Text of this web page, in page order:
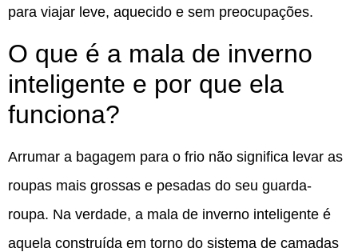
para viajar leve, aquecido e sem preocupações.
O que é a mala de inverno
inteligente e por que ela
funciona?
Arrumar a bagagem para o frio não significa levar as
roupas mais grossas e pesadas do seu guarda-
roupa. Na verdade, a mala de inverno inteligente é
aquela construída em torno do sistema de camadas